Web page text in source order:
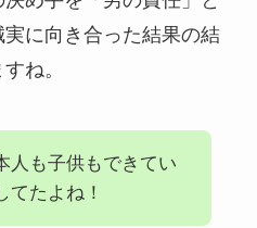
に向き合った結果の結
ね。
人も子供もできてい
てたよね！